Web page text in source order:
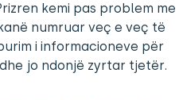
kemi pas problem me
numruar veç e veç të
i informacioneve për
jo ndonjë zyrtar tjetër.